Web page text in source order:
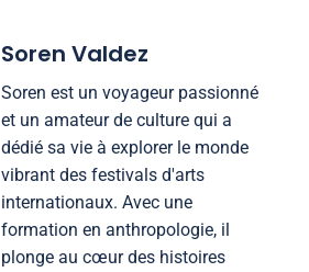
Soren Valdez
Soren est un voyageur passionné
et un amateur de culture qui a
dédié sa vie à explorer le monde
vibrant des festivals d'arts
internationaux. Avec une
formation en anthropologie, il
plonge au cœur des histoires